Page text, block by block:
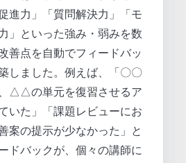
進力」「質問解決力」「モ
」といった強み・弱みを数
善点を自動でフィードバッ
しました。例えば、「〇〇
△△の単元を復習させるア
いた」「課題レビューにお
案の提示が少なかった」と
ドバックが、個々の講師に